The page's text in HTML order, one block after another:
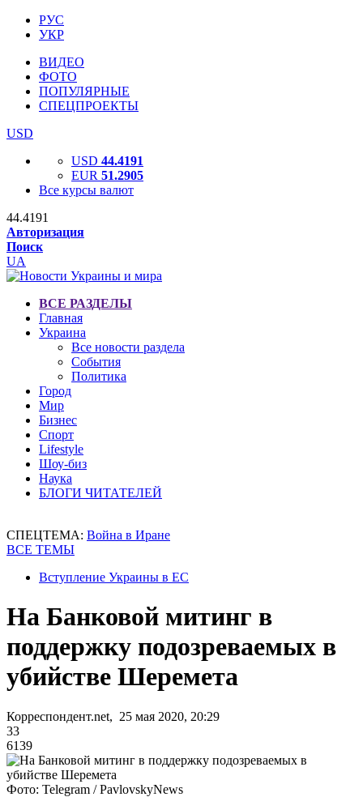
РУС
УКР
ВИДЕО
ФОТО
ПОПУЛЯРНЫЕ
СПЕЦПРОЕКТЫ
USD
USD 44.4191
EUR 51.2905
Все курсы валют
44.4191
Авторизация
Поиск
UA
ВСЕ РАЗДЕЛЫ
Главная
Украина
Все новости раздела
События
Политика
Город
Мир
Бизнес
Спорт
Lifestyle
Шоу-биз
Наука
БЛОГИ ЧИТАТЕЛЕЙ
СПЕЦТЕМА: Война в Иране
ВСЕ ТЕМЫ
Вступление Украины в ЕС
На Банковой митинг в
поддержку подозреваемых в
убийстве Шеремета
Корреспондент.net, 25 мая 2020, 20:29
33
6139
Фото: Telegram / PavlovskyNews